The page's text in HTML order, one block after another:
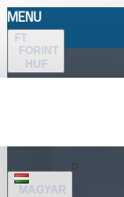
MENU
FT
FORINT
HUF
MAGYAR